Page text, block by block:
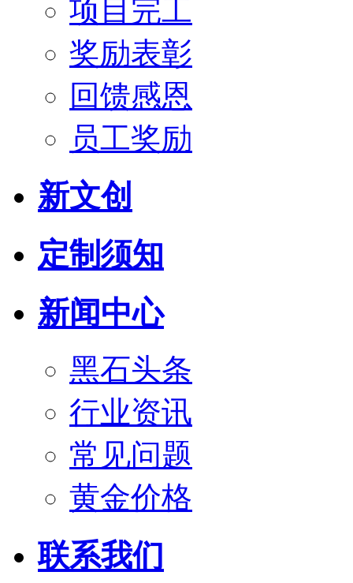
项目完工
奖励表彰
回馈感恩
员工奖励
新文创
定制须知
新闻中心
黑石头条
行业资讯
常见问题
黄金价格
联系我们